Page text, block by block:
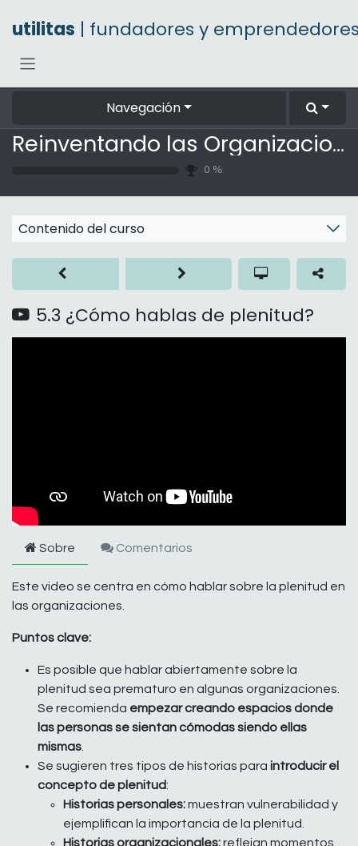
utilitas | fundadores y
Navegación
Reinventando las Organizaciones
0 %
Contenido del curso
5.3 ¿Cómo hablas de plenitud?
Sobre Comentarios
Este video se centra en cómo hablar sobre la plenitud en
las organizaciones.
Puntos clave:
Es posible que hablar abiertamente sobre la
plenitud sea prematuro en algunas organizaciones.
Se recomienda empezar creando espacios donde
las personas se sientan cómodas siendo ellas
mismas.
Se sugieren tres tipos de historias para introducir el
concepto de plenitud:
Historias personales:muestran vulnerabilidad y
ejemplifican la importancia de la plenitud.
Historias organizacionales:reflejan momentos